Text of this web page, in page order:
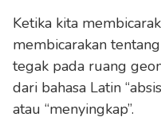
Ketika kita
membicarakan
tegak pada ruang
dari bahasa Latin
atau “menyingkap”.